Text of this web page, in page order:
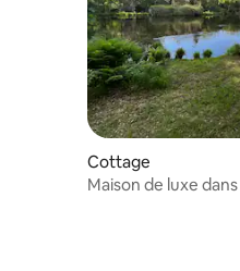
Cottage
Maison de luxe